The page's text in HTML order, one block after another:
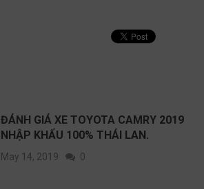
ĐÁNH GIÁ XE TOYOTA CAMRY 2019
NHẬP KHẨU 100% THÁI LAN.
May 14, 2019 0